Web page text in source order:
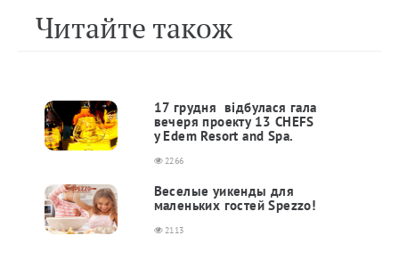
Читайте також
17 грудня відбулася гала
вечеря проекту 13 CHEFS
у Edem Resort and Spa.
2266
Веселые уикенды для
маленьких гостей Spezzo!
2113